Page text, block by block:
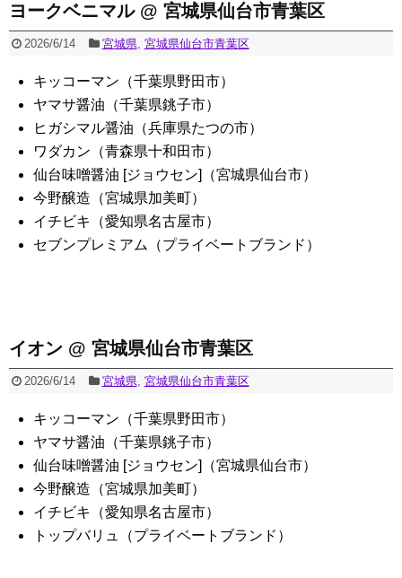
ヨークベニマル @ 宮城県仙台市青葉区
2026/6/14 宮城県, 宮城県仙台市青葉区
キッコーマン（千葉県野田市）
ヤマサ醤油（千葉県銚子市）
ヒガシマル醤油（兵庫県たつの市）
ワダカン（青森県十和田市）
仙台味噌醤油 [ジョウセン]（宮城県仙台市）
今野醸造（宮城県加美町）
イチビキ（愛知県名古屋市）
セブンプレミアム（プライベートブランド）
イオン @ 宮城県仙台市青葉区
2026/6/14 宮城県, 宮城県仙台市青葉区
キッコーマン（千葉県野田市）
ヤマサ醤油（千葉県銚子市）
仙台味噌醤油 [ジョウセン]（宮城県仙台市）
今野醸造（宮城県加美町）
イチビキ（愛知県名古屋市）
トップバリュ（プライベートブランド）